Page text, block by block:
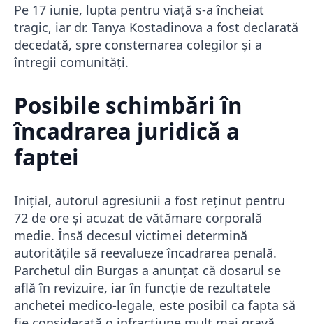
Pe 17 iunie, lupta pentru viață s-a încheiat
tragic, iar dr. Tanya Kostadinova a fost declarată
decedată, spre consternarea colegilor și a
întregii comunități.
Posibile schimbări în
încadrarea juridică a
faptei
Inițial, autorul agresiunii a fost reținut pentru
72 de ore și acuzat de vătămare corporală
medie. Însă decesul victimei determină
autoritățile să reevalueze încadrarea penală.
Parchetul din Burgas a anunțat că dosarul se
află în revizuire, iar în funcție de rezultatele
anchetei medico-legale, este posibil ca fapta să